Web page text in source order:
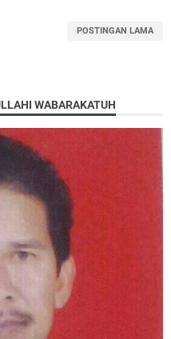
POSTINGAN LAMA
WABARAKATUH